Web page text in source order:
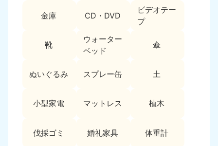
金庫 CD・DVD
ビデオテー
プ
靴
ウォーター
ベッド
傘
ぬいぐるみ スプレー缶 土
小型家電 マットレス 植木
伐採ゴミ 婚礼家具 体重計
愛知県
9:00〜19:00 年中無休
岐阜県
050-1881-5259
9:00〜19:00 年中無休
050-1881-5256
9:00〜19:00 年中無休
050-1881-5260
9:00〜19:00 年中無休
福井県 石川県